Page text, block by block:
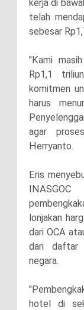
kerja di
telah
sebesar
"Kami
Rp1,1
komitmen
harus
agar
Herryanto.
Eris
lonjakan
dari OCA
dari daftar
negara.
hotel di